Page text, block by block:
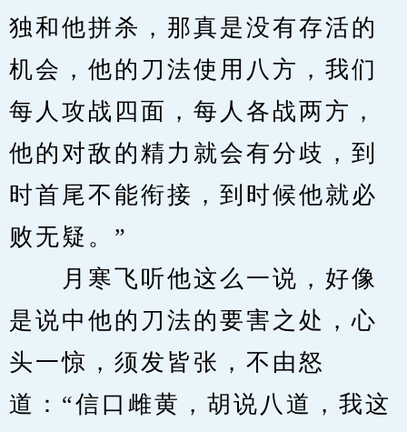
独和他拼杀，那真是没有存活的
机会，他的刀法使用八方，我们
每人攻战四面，每人各战两方，
他的对敌的精力就会有分歧，到
时首尾不能衔接，到时候他就必
败无疑。”
月寒飞听他这么一说，好像
是说中他的刀法的要害之处，心
头一惊，须发皆张，不由怒
道：“信口雌黄，胡说八道，我这